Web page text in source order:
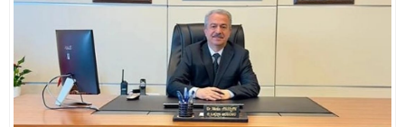
Küçük işletmeler büyük siber risklerle karşı karşıya